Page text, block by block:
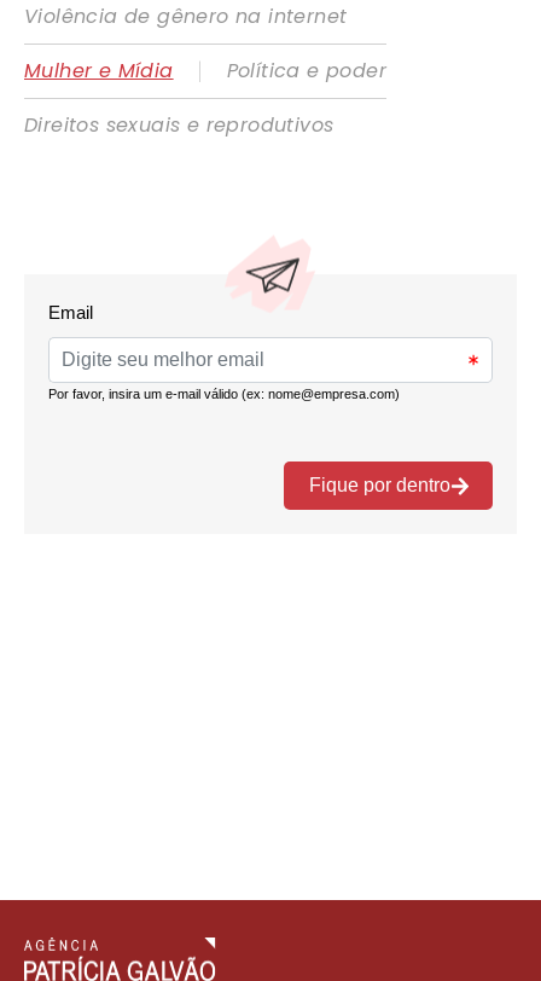
Violência de gênero na internet
Mulher e Mídia
|
Política e poder
Direitos sexuais e reprodutivos